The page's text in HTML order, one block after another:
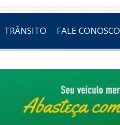
TRÂNSITO FALE CONOSCO